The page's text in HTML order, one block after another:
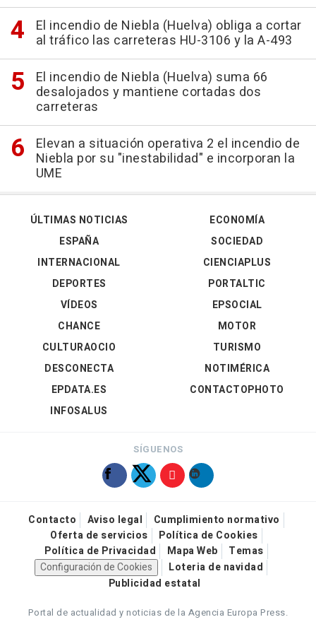
El incendio de Niebla (Huelva) obliga a cortar
al tráfico las carreteras HU-3106 y la A-493
El incendio de Niebla (Huelva) suma 66
desalojados y mantiene cortadas dos
carreteras
Elevan a situación operativa 2 el incendio de
Niebla por su "inestabilidad" e incorporan la
UME
ÚLTIMAS NOTICIAS
ESPAÑA
INTERNACIONAL
DEPORTES
VÍDEOS
ECONOMÍA
SOCIEDAD
CIENCIAPLUS
PORTALTIC
EPSOCIAL
CHANCE
CULTURAOCIO
DESCONECTA
EPDATA.ES
INFOSALUS
MOTOR
TURISMO
NOTIMÉRICA
CONTACTOPHOTO
SÍGUENOS
Contacto Aviso legal
Cumplimiento normativo
Oferta de servicios
Política de Cookies
Política de Privacidad
Mapa Web
Temas
Configuración de Cookies
Loteria de navidad
Publicidad estatal
Portal de actualidad y noticias de la Agencia Europa Press.